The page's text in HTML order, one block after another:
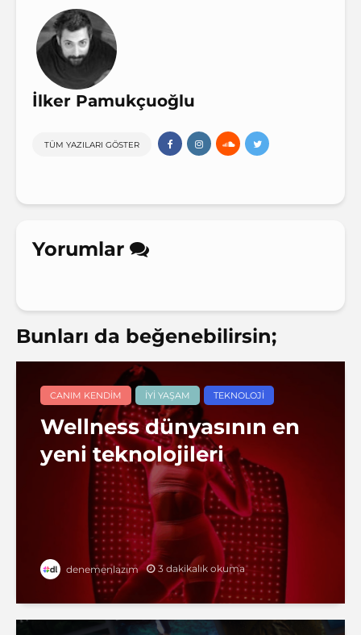
İlker Pamukçuoğlu
TÜM YAZILARI GÖSTER
Yorumlar
Bunları da beğenebilirsin;
CANIM KENDIM İYI YAŞAM TEKNOLOJI
Wellness dünyasının en
yeni teknolojileri
denemenlazım 3 dakikalık okuma